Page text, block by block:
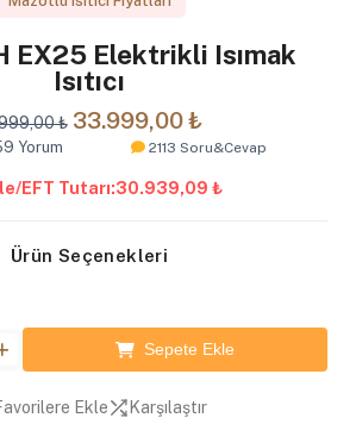
EX25 Elektrikli Isımak
Isıtıcı
₺ 33.999,00 ₺
Yorum 2113 Soru&Cevap
EFT Tutarı:30.939,09 ₺
Ürün Seçenekleri
Sepete Ekle
Ekle Karşılaştır